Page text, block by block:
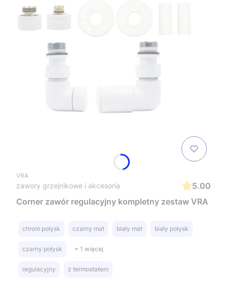
VRA
zawory grzejnikowe i akcesoria
5.00
Corner zawór regulacyjny kompletny zestaw VRA
chrom połysk czarny mat biały mat biały połysk
czarny połysk + 1 więcej
regulacyjny z termostatem